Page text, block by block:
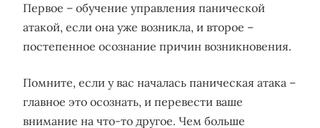
Первое – обучение управления панической
атакой, если она уже возникла, и второе –
постепенное осознание причин возникновения.
Помните, если у вас началась паническая атака –
главное это осознать, и перевести ваше
внимание на что-то другое. Чем больше